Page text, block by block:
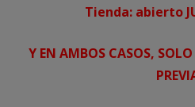
Tienda: abierto
Y EN AMBOS CASOS,